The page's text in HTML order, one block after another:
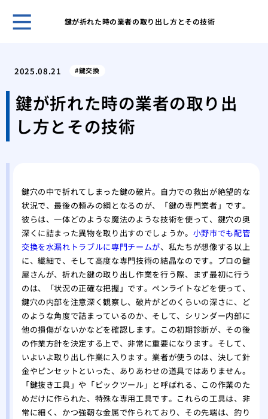
鍵が折れた時の業者の取り出し方とその技術
場
る
経
リ
私
一日
2025.08.21 鍵交換
鍵が折れた時の業者の取り出
し方とその技術
鍵穴の中で折れてしまった鍵の破片。自力での救出が絶望的な
状況で、最後の頼みの綱となるのが、「鍵の専門業者」です。
彼らは、一体どのような魔法のような技術を使って、鍵穴の奥
深くに詰まった異物を取り出すのでしょうか。 小野市でも配管
交換を水漏れトラブルに専門チームが、私たちが想像する以上
に、繊細で、そして高度な専門技術の結晶なのです。プロの鍵
屋さんが、折れた鍵の取り出し作業を行う際、まず最初に行う
のは、「状況の正確な把握」です。ペンライトなどを使って、
鍵穴の内部を注意深く観察し、破片がどのくらいの深さに、ど
のような角度で詰まっているのか、そして、シリンダー内部に
他の損傷がないかなどを確認します。この初期診断が、その後
の作業方針を決定する上で、非常に重要になります。そして、
いよいよ取り出し作業に入ります。業者が使うのは、決して針
金やピンセットといった、ありあわせの道具ではありません。
「鍵抜き工具」や「ピックツール」と呼ばれる、この作業のた
めだけに作られた、特殊な専用工具です。これらの工具は、非
常に細く、かつ強靭な金属で作られており、その先端は、釣り